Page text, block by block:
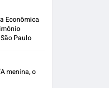
Econômica
Paulo
menina, o